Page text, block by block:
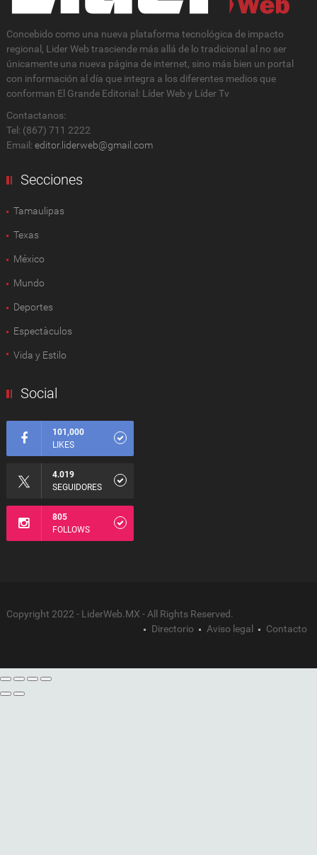
Concebido como una nueva plataforma tecnológica de impacto
regional, Lider Web trasciende más allá de lo tradicional al no ser
únicamente una nueva página de internet, sino más bien un portal
con información al día que integra a los diferentes medios que
conforman El Grande Editorial: Líder Web y Líder Tv
Contactanos:
Tel: (867) 711 2222
Email: editor.liderweb@gmail.com
Secciones
Tamaulipas
Texas
México
Mundo
Deportes
Espectàculos
Vida y Estilo
Social
101,000
LIKES
4.019
SEGUIDORES
805
FOLLOWS
Copyright 2022 - LiderWeb.MX - All Rights Reserved.
Directorio
Aviso legal Contacto